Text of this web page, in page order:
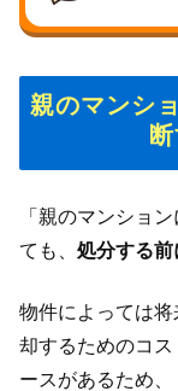
親のマンシ
「親のマンショ
ても、 処分する前
物件によっては
却するためのコ
ースがあるため